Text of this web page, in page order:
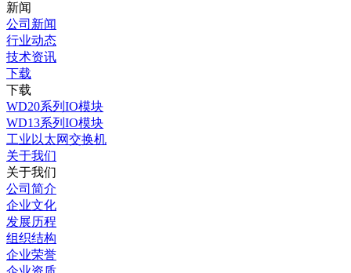
新闻
公司新闻
行业动态
技术资讯
下载
下载
WD20系列IO模块
WD13系列IO模块
工业以太网交换机
关于我们
关于我们
公司简介
企业文化
发展历程
组织结构
企业荣誉